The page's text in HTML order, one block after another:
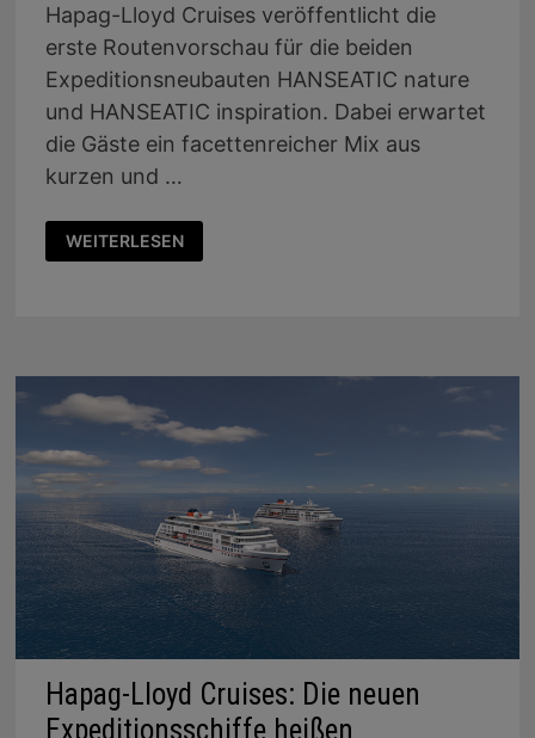
Hapag-Lloyd Cruises veröffentlicht die
erste Routenvorschau für die beiden
Expeditionsneubauten HANSEATIC nature
und HANSEATIC inspiration. Dabei erwartet
die Gäste ein facettenreicher Mix aus
kurzen und …
HANSEATIC
NATURE
UND
WEITERLESEN
Hapag-Lloyd Cruises: Die neuen
Expeditionsschiffe heißen